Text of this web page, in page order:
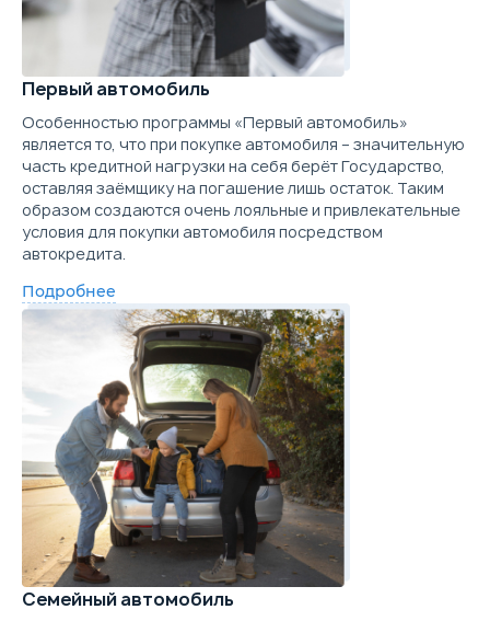
Подробнее о комплектации
Параметры
Цена от
2 188 990
Цена в кредит
26 059
Купить в кредит
Trade-in
Первый автомобиль
Особенностью программы «Первый автомобиль»
является то, что при покупке автомобиля – значительную
часть кредитной нагрузки на себя берёт Государство,
оставляя заёмщику на погашение лишь остаток. Таким
образом создаются очень лояльные и привлекательные
условия для покупки автомобиля посредством
автокредита.
Подробнее
Семейный автомобиль